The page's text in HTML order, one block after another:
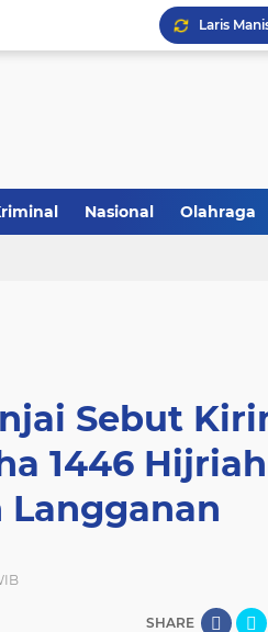
Laris
Nasional Olahraga
Sebut
1446 Hijriah
Langganan
SHARE